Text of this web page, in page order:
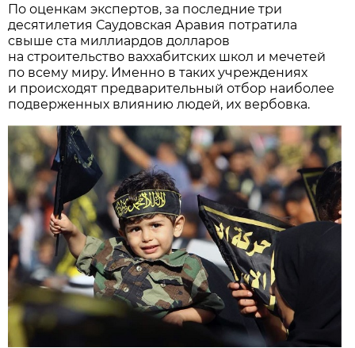
По оценкам экспертов, за последние три
десятилетия Саудовская Аравия потратила
свыше ста миллиардов долларов
на строительство ваххабитских школ и мечетей
по всему миру. Именно в таких учреждениях
и происходят предварительный отбор наиболее
подверженных влиянию людей, их вербовка.